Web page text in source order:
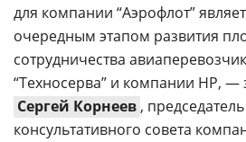
для компании “Аэрофлот”
очередным этапом развития
сотрудничества
“Техносерва” и компании HP, —
Сергей Корнеев , председатель
консультативного совета